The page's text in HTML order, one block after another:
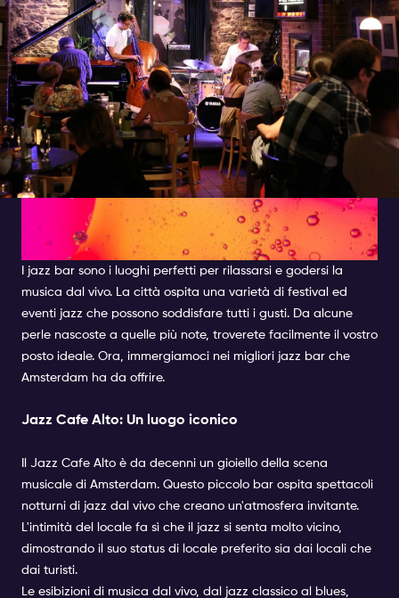
Alla scoperta dei migliori jazz
bar di Amsterdam
I jazz bar sono i luoghi perfetti per rilassarsi e godersi la
musica dal vivo. La città ospita una varietà di festival ed
eventi jazz che possono soddisfare tutti i gusti. Da alcune
perle nascoste a quelle più note, troverete facilmente il vostro
posto ideale. Ora, immergiamoci nei migliori jazz bar che
Amsterdam ha da offrire.
Jazz Cafe Alto: Un luogo iconico
Il Jazz Cafe Alto è da decenni un gioiello della scena
musicale di Amsterdam. Questo piccolo bar ospita spettacoli
notturni di jazz dal vivo che creano un'atmosfera invitante.
L'intimità del locale fa sì che il jazz si senta molto vicino,
dimostrando il suo status di locale preferito sia dai locali che
dai turisti.
Le esibizioni di musica dal vivo, dal jazz classico al blues,